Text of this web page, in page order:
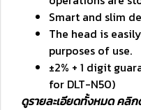
Smart and slim
The head is
purposes of use.
±2% + 1 digit
for DLT-N50)
ดูรายละเอียดทั้งหมด คลิก